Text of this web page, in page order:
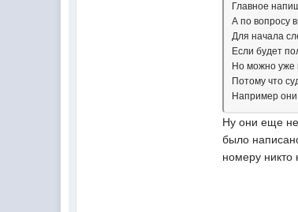
Главное
А по вопросу
Для начала
Если будет
Но можно уже
Потому что
Например они
Ну они еще не
было
номеру никто